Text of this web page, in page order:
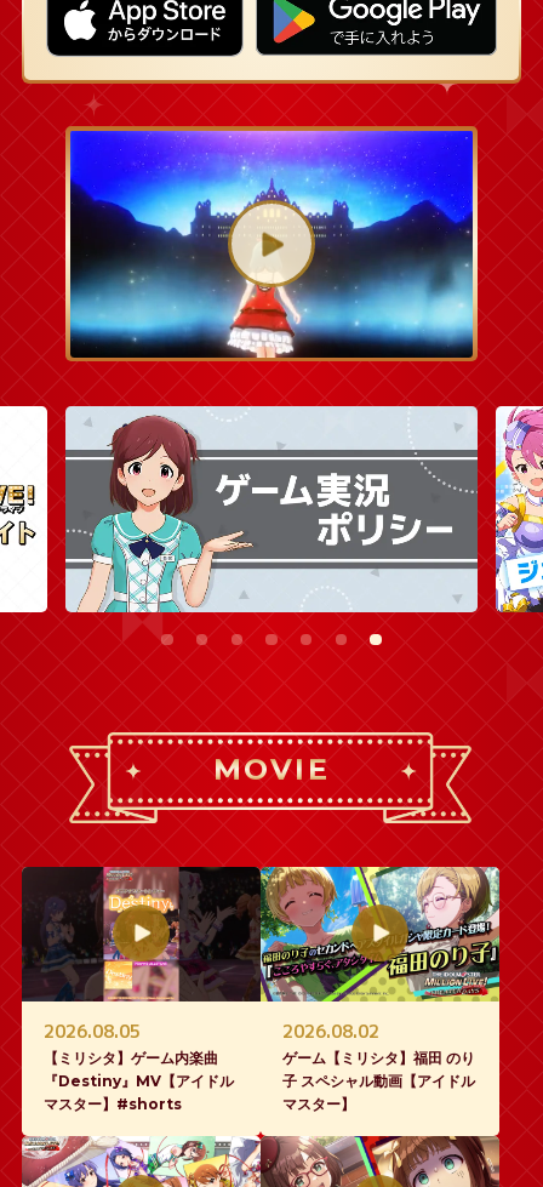
MOVIE
2026.08.05
【ミリシタ】ゲーム内楽曲
『Destiny』MV【アイドル
マスター】#shorts
2026.08.02
ゲーム【ミリシタ】福田 のり
子 スペシャル動画【アイドル
マスター】